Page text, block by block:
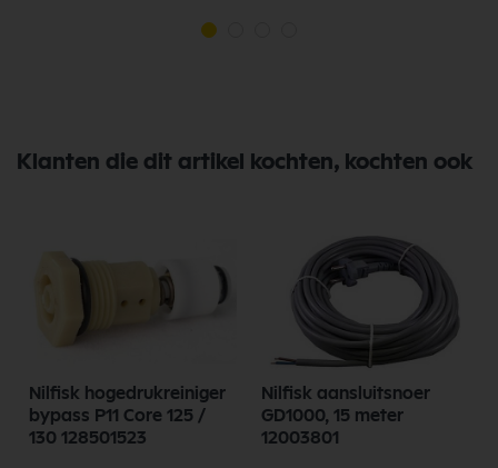
Klanten die dit artikel kochten, kochten ook
Nilfisk hogedrukreiniger
bypass P11 Core 125 /
130 128501523
Nilfisk aansluitsnoer
GD1000, 15 meter
12003801